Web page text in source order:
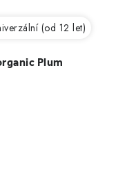
Plum
(od 12 let)